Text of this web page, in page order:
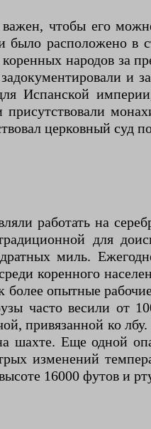
чтобы его
расположено в
народов за
и
Испанской
церковный суд
работать на
для
миль.
коренного
опытные
часто весили от
привязанной ко
шахте. Еще одной
изменений
16000 футов и